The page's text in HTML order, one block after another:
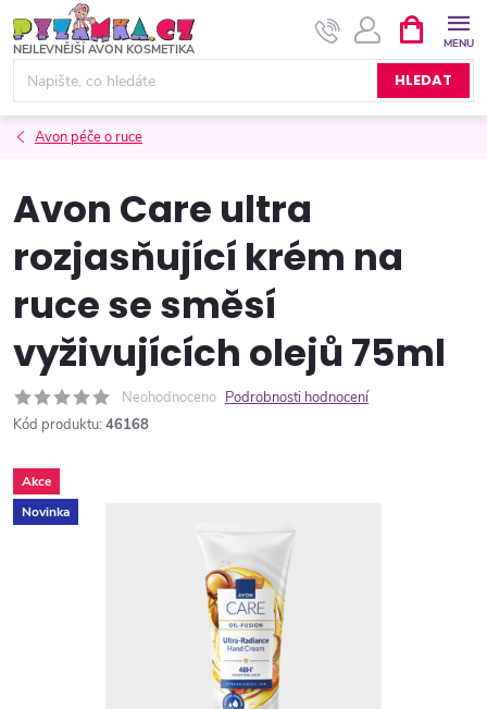
na
obsah
HLEDAT
NÁKUPNÍ
KOŠÍK
Avon péče o ruce
Avon Care ultra
rozjasňující krém na
ruce se směsí
vyživujících olejů 75ml
Neohodnoceno Podrobnosti hodnocení
Kód produktu: 46168
Akce
Novinka